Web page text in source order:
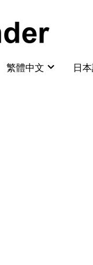
繁體中文 日
繁體中文 日